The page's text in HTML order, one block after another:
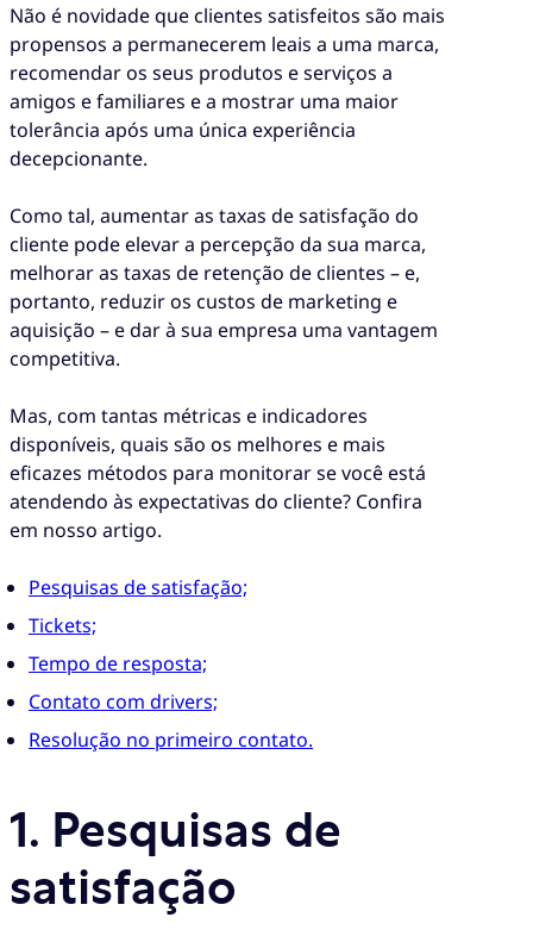
Não é novidade que clientes satisfeitos são mais
propensos a permanecerem leais a uma marca,
recomendar os seus produtos e serviços a
amigos e familiares e a mostrar uma maior
tolerância após uma única experiência
decepcionante.
Como tal, aumentar as taxas de satisfação do
cliente pode elevar a percepção da sua marca,
melhorar as taxas de retenção de clientes – e,
portanto, reduzir os custos de marketing e
aquisição – e dar à sua empresa uma vantagem
competitiva.
Mas, com tantas métricas e indicadores
disponíveis, quais são os melhores e mais
eficazes métodos para monitorar se você está
atendendo às expectativas do cliente? Confira
em nosso artigo.
Pesquisas de satisfação;
Tickets;
Tempo de resposta;
Contato com drivers;
Resolução no primeiro contato.
1. Pesquisas de
satisfação